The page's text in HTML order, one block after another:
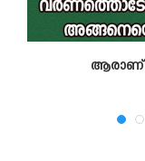
ആരാണ്